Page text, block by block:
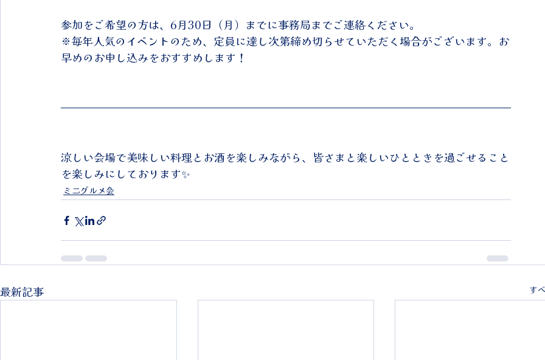
参加をご希望の方は、6月30日（月）までに事務局までご連絡ください。
※毎年人気のイベントのため、定員に達し次第締め切らせていただく場合がございます。お
早めのお申し込みをおすすめします！
涼しい会場で美味しい料理とお酒を楽しみながら、皆さまと楽しいひとときを過ごせること
を楽しみにしております✨
ミニグルメ会
最新記事 す